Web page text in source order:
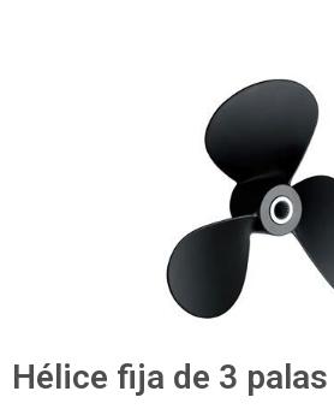
Hélice fija de 3 palas